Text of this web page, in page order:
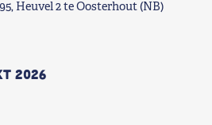
Heuvel 2 te Oosterhout (NB)
2026